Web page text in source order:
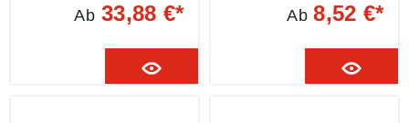
Ab33,88 €* Ab8,52 €*